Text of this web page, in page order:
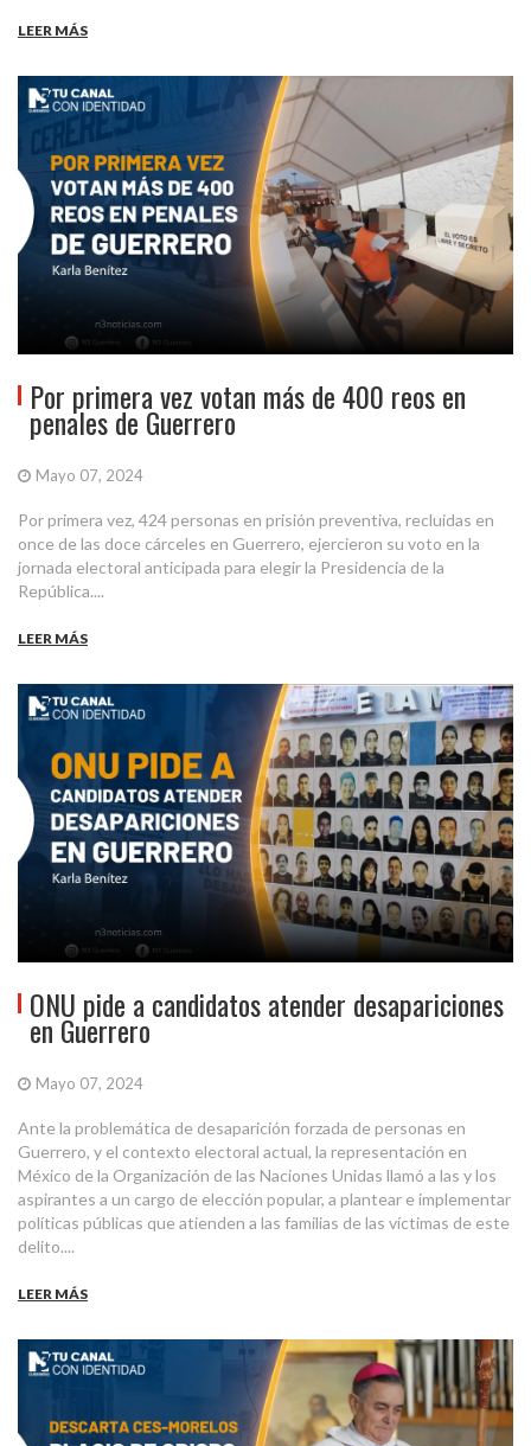
LEER MÁS
Por primera vez votan más de 400 reos en
penales de Guerrero
Mayo 07, 2024
Por primera vez, 424 personas en prisión preventiva, recluidas en
once de las doce cárceles en Guerrero, ejercieron su voto en la
jornada electoral anticipada para elegir la Presidencia de la
República....
LEER MÁS
ONU pide a candidatos atender desapariciones
en Guerrero
Mayo 07, 2024
Ante la problemática de desaparición forzada de personas en
Guerrero, y el contexto electoral actual, la representación en
México de la Organización de las Naciones Unidas llamó a las y los
aspirantes a un cargo de elección popular, a plantear e implementar
políticas públicas que atienden a las familias de las víctimas de este
delito....
LEER MÁS